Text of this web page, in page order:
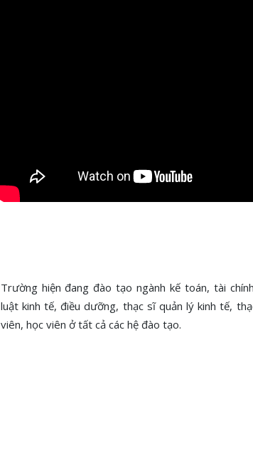
Trường hiện đang đào tạo ngành kế toán, tài
luật kinh tế, điều dưỡng, thạc sĩ quản lý kinh tế,
viên, học viên ở tất cả các hệ đào tạo.